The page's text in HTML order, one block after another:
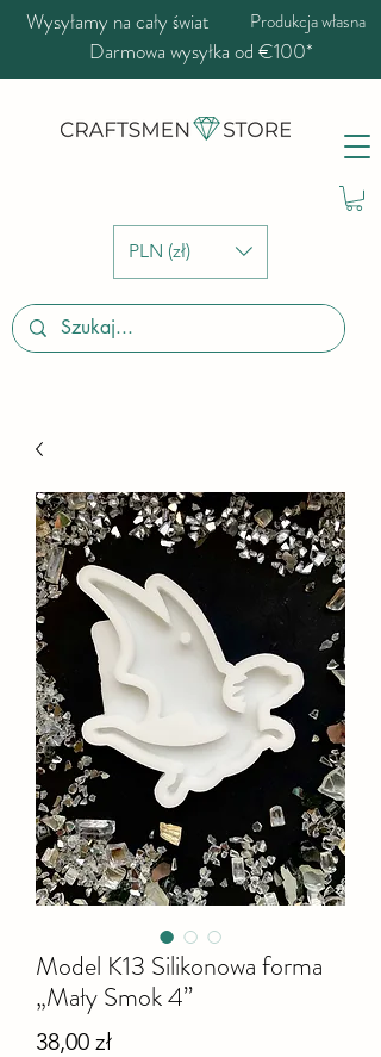
PLN (zł)
Wysyłamy na cały świat Produkcja własna
Darmowa wysyłka od €100*
Model K13 Silikonowa forma
„Mały Smok 4”
38,00 złCena